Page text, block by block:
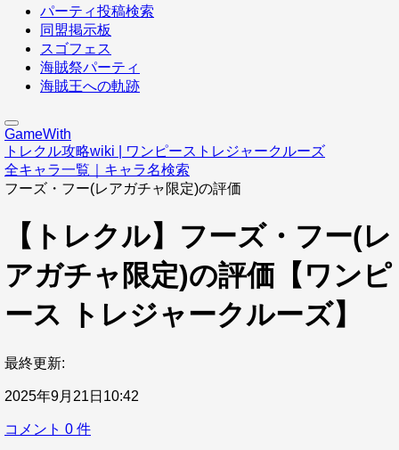
パーティ投稿検索
同盟掲示板
スゴフェス
海賊祭パーティ
海賊王への軌跡
GameWith
トレクル攻略wiki | ワンピーストレジャークルーズ
全キャラ一覧｜キャラ名検索
フーズ・フー(レアガチャ限定)の評価
【トレクル】フーズ・フー(レ
アガチャ限定)の評価【ワンピ
ース トレジャークルーズ】
最終更新:
2025年9月21日10:42
コメント 0 件